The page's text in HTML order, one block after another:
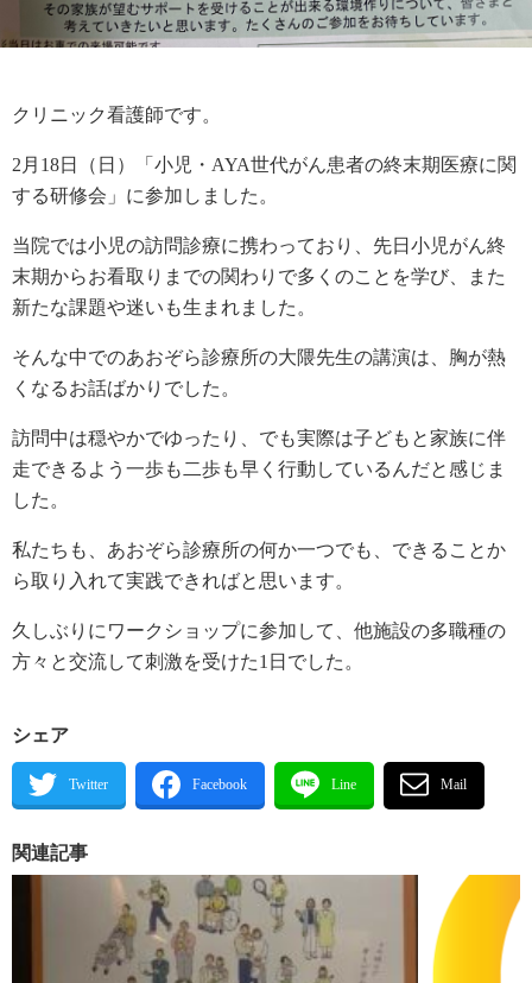
クリニック看護師です。
2月18日（日）「小児・AYA世代がん患者の終末期医療に関
する研修会」に参加しました。
当院では小児の訪問診療に携わっており、先日小児がん終
末期からお看取りまでの関わりで多くのことを学び、また
新たな課題や迷いも生まれました。
そんな中でのあおぞら診療所の大隈先生の講演は、胸が熱
くなるお話ばかりでした。
訪問中は穏やかでゆったり、でも実際は子どもと家族に伴
走できるよう一歩も二歩も早く行動しているんだと感じま
した。
私たちも、あおぞら診療所の何か一つでも、できることか
ら取り入れて実践できればと思います。
久しぶりにワークショップに参加して、他施設の多職種の
方々と交流して刺激を受けた1日でした。
シェア
関連記事